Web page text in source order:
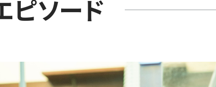
ピソード